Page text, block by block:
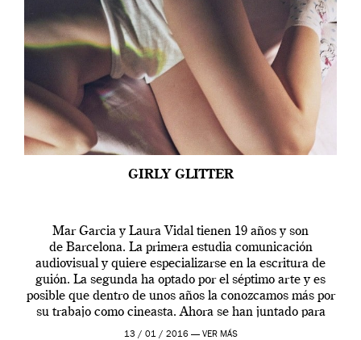
GIRLY GLITTER
Mar Garcia y Laura Vidal tienen 19 años y son
de Barcelona. La primera estudia comunicación
audiovisual y quiere especializarse en la escritura de
guión. La segunda ha optado por el séptimo arte y es
posible que dentro de unos años la conozcamos más por
su trabajo como cineasta. Ahora se han juntado para
contarnos una […]
13 / 01 / 2016 — VER MÁS